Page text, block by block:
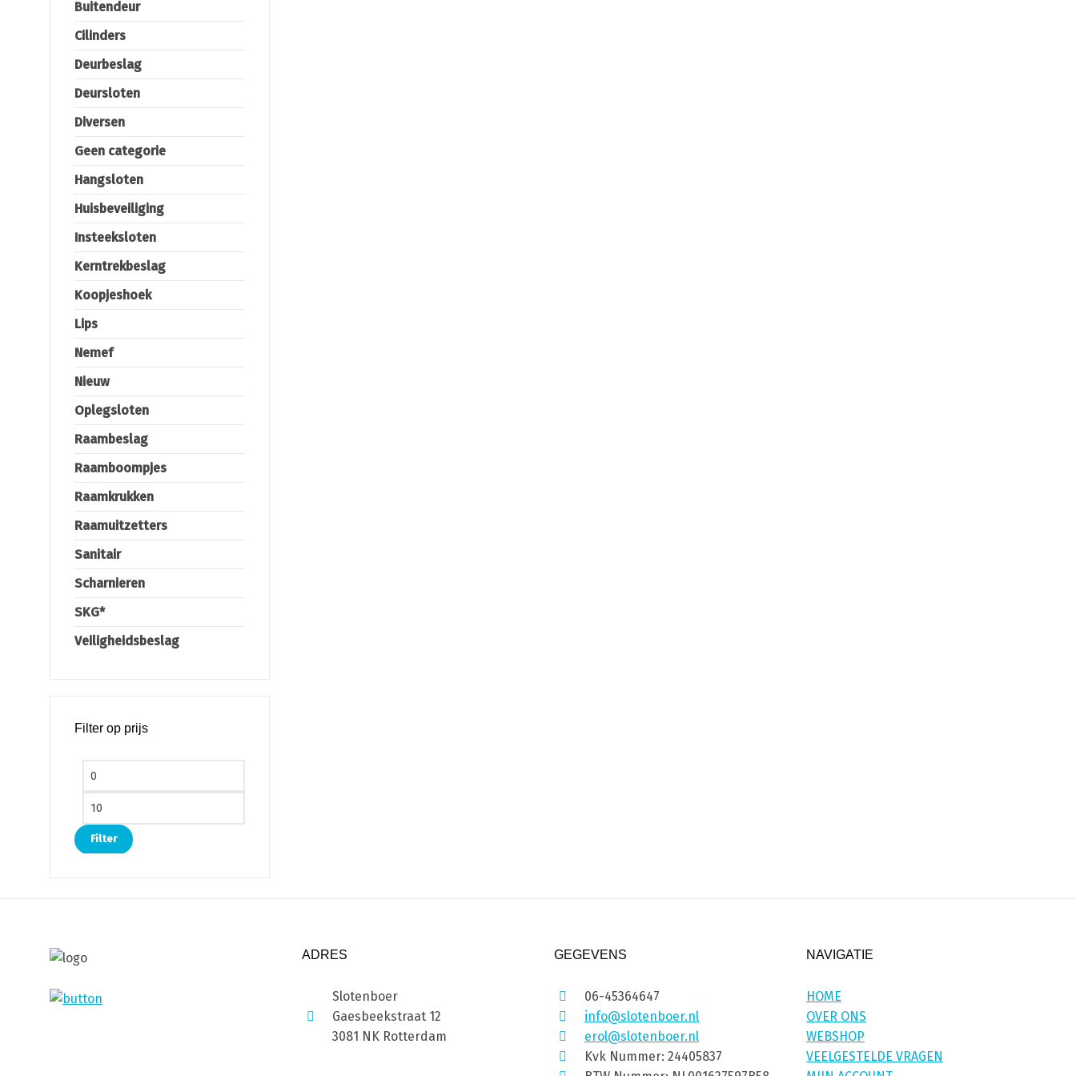
Buitendeur
Cilinders
Deurbeslag
Deursloten
Diversen
Geen categorie
Hangsloten
Huisbeveiliging
Insteeksloten
Kerntrekbeslag
Koopjeshoek
Lips
Nemef
Nieuw
Oplegsloten
Raambeslag
Raamboompjes
Raamkrukken
Raamuitzetters
Sanitair
Scharnieren
SKG*
Veiligheidsbeslag
Filter op prijs
Min. prijs
Filter
ADRES
Slotenboer
Gaesbeekstraat 12
3081 NK Rotterdam
GEGEVENS
06-45364647
info@slotenboer.nl
erol@slotenboer.nl
Kvk Nummer: 24405837
NAVIGATIE
HOME
OVER ONS
WEBSHOP
VEELGESTELDE VRAGEN